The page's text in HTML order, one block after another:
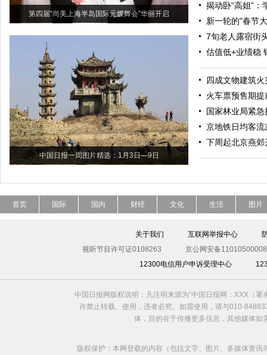
第四届“尚美上海半岛国际元媛舞会”华丽开启
中国日报一周图片精选：1月3日—9日
揭动卧“高姐”：
新一轮的"春节
7旬老人露宿街
估值低+业绩稳
四成文物建筑
火车票预售期
国家林业局紧
京地铁日均客
下周起北京燕
首页 国际 国内 财经 文化 生活 图片
关于我们 互联网举报中心
视听节目许可证0108263
京公网安备
12300电信用户申诉受理中心
中国日报网版权说明：凡注明来源为“中国日报网：XXX（
许禁止转载、使用，违者必究。如需使用，请与010-
体，目的在于传播更多信息，其他媒体
版权保护：本网登载的内容（包括文字、图片、多媒体资